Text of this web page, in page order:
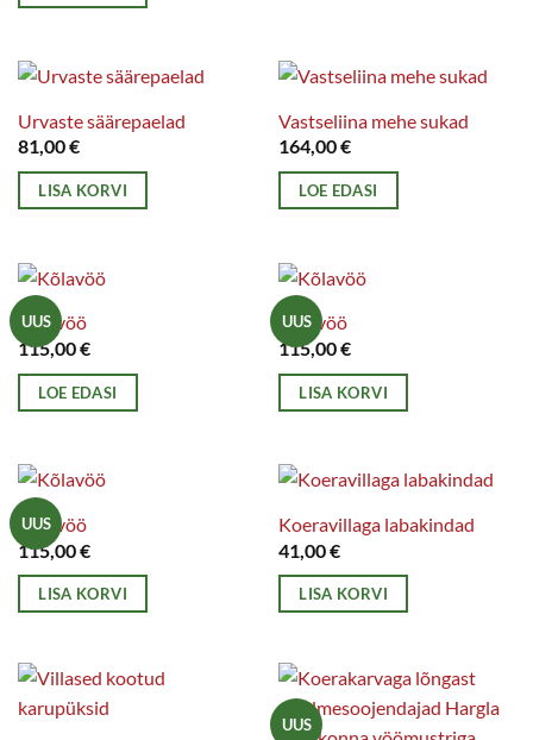
Urvaste säärepaelad
81,00€
LISA KORVI
Vastseliina mehe sukad
164,00€
LOE EDASI
UUS
Kõlavöö
115,00€
LOE EDASI
UUS
Kõlavöö
115,00€
LISA KORVI
UUS
Kõlavöö
115,00€
LISA KORVI
Koeravillaga labakindad
41,00€
LISA KORVI
UUS